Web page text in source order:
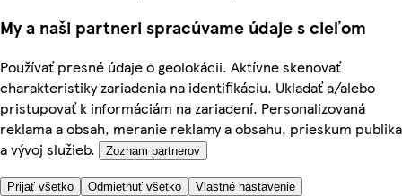
My a naši partneri spracúvame údaje s cieľom
Používať presné údaje o geolokácii. Aktívne skenovať
charakteristiky zariadenia na identifikáciu. Ukladať a/alebo
pristupovať k informáciám na zariadení. Personalizovaná
reklama a obsah, meranie reklamy a obsahu, prieskum publika
a vývoj služieb.
Zoznam partnerov
Prijať všetko Odmietnuť všetko Vlastné nastavenie